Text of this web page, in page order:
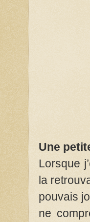
Une
Lorsque
la
pouvais
ne